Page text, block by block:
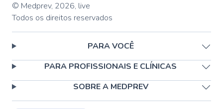
© Medprev, 2026, live
Todos os direitos reservados
PARA VOCÊ
PARA PROFISSIONAIS E CLÍNICAS
SOBRE A MEDPREV